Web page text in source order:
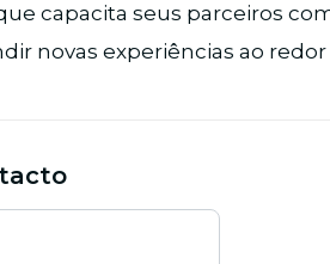
capacita seus parceiros
novas experiências ao